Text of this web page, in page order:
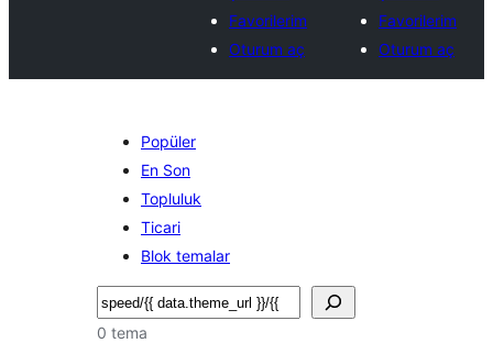
Favorilerim
Oturum aç
Favorilerim
Oturum aç
Popüler
En Son
Topluluk
Ticari
Blok temalar
Ara
0 tema